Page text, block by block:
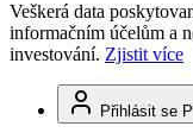
Veškerá data
informačním účelům a
investování. Zjistit více
Přihlásit se